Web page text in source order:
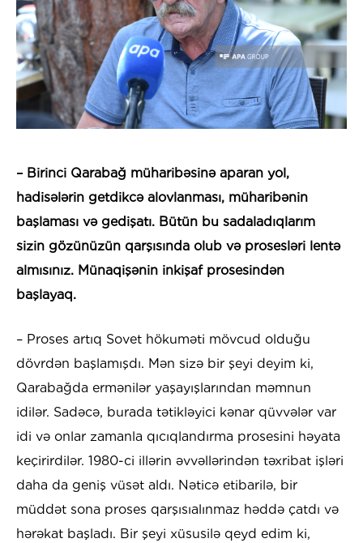
– Birinci Qarabağ müharibəsinə aparan yol,
hadisələrin getdikcə alovlanması, müharibənin
başlaması və gedişatı. Bütün bu sadaladıqlarım
sizin gözünüzün qarşısında olub və prosesləri lentə
almısınız. Münaqişənin inkişaf prosesindən
başlayaq.
– Proses artıq Sovet hökuməti mövcud olduğu
dövrdən başlamışdı. Mən sizə bir şeyi deyim ki,
Qarabağda ermənilər yaşayışlarından məmnun
idilər. Sadəcə, burada tətikləyici kənar qüvvələr var
idi və onlar zamanla qıcıqlandırma prosesini həyata
keçirirdilər. 1980-ci illərin əvvəllərindən təxribat işləri
daha da geniş vüsət aldı. Nəticə etibarilə, bir
müddət sona proses qarşısıalınmaz həddə çatdı və
hərəkat başladı. Bir şeyi xüsusilə qeyd edim ki,